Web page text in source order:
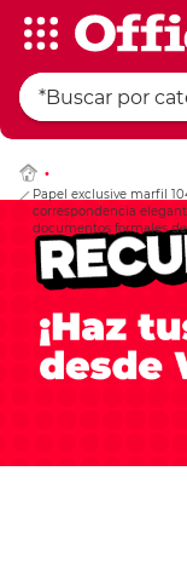
Papel exclusive marfil
correspondencia
documentos formales